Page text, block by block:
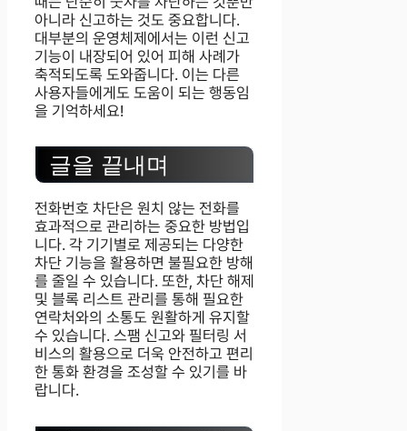
아니라 신고하는 것도 중요합니다.
대부분의 운영체제에서는 이런 신고
기능이 내장되어 있어 피해 사례가
축적되도록 도와줍니다. 이는 다른
사용자들에게도 도움이 되는 행동임
을 기억하세요!
글을 끝내며
전화번호 차단은 원치 않는 전화를
효과적으로 관리하는 중요한 방법입
니다. 각 기기별로 제공되는 다양한
차단 기능을 활용하면 불필요한 방해
를 줄일 수 있습니다. 또한, 차단 해제
및 블록 리스트 관리를 통해 필요한
연락처와의 소통도 원활하게 유지할
수 있습니다. 스팸 신고와 필터링 서
비스의 활용으로 더욱 안전하고 편리
한 통화 환경을 조성할 수 있기를 바
랍니다.